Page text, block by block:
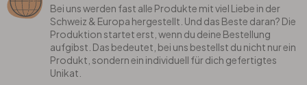
Bei uns werden fast alle Produkte mit viel Liebe in der
Schweiz & Europa hergestellt. Und das Beste daran? Die
Produktion startet erst, wenn du deine Bestellung
aufgibst. Das bedeutet, bei uns bestellst du nicht nur ein
Produkt, sondern ein individuell für dich gefertigtes
Unikat.